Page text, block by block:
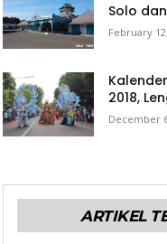
Solo
February
2018,
December
ARTIKEL